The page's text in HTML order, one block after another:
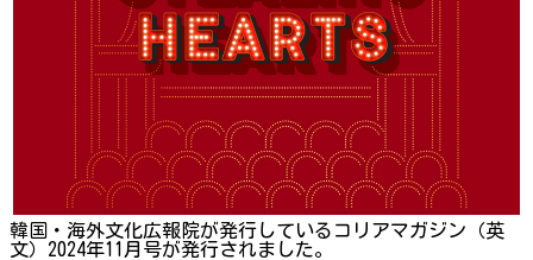
韓国・海外文化広報院が発行しているコリアマガジン（英
文）2024年11月号が発行されました。